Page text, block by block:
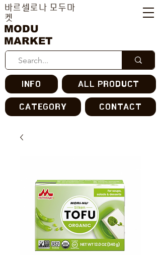
MODU
MARKET
바르셀로나 모두마
켓
INFO ALL PRODUCT
CATEGORY CONTACT